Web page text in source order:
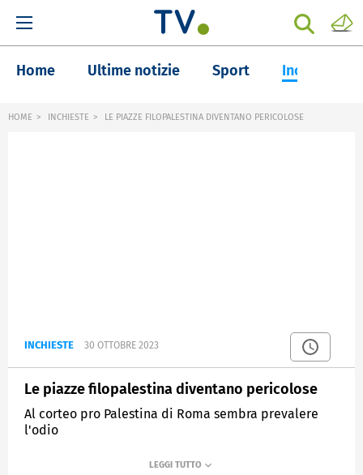
Home Ultime notizie Sport Inchieste
HOME INCHIESTE LE PIAZZE FILOPALESTINA DIVENTANO PERICOLOSE
INCHIESTE 30 OTTOBRE 2023
Le piazze filopalestina diventano pericolose
Al corteo pro Palestina di Roma sembra prevalere
l'odio
QUARTA REPUBBLICA